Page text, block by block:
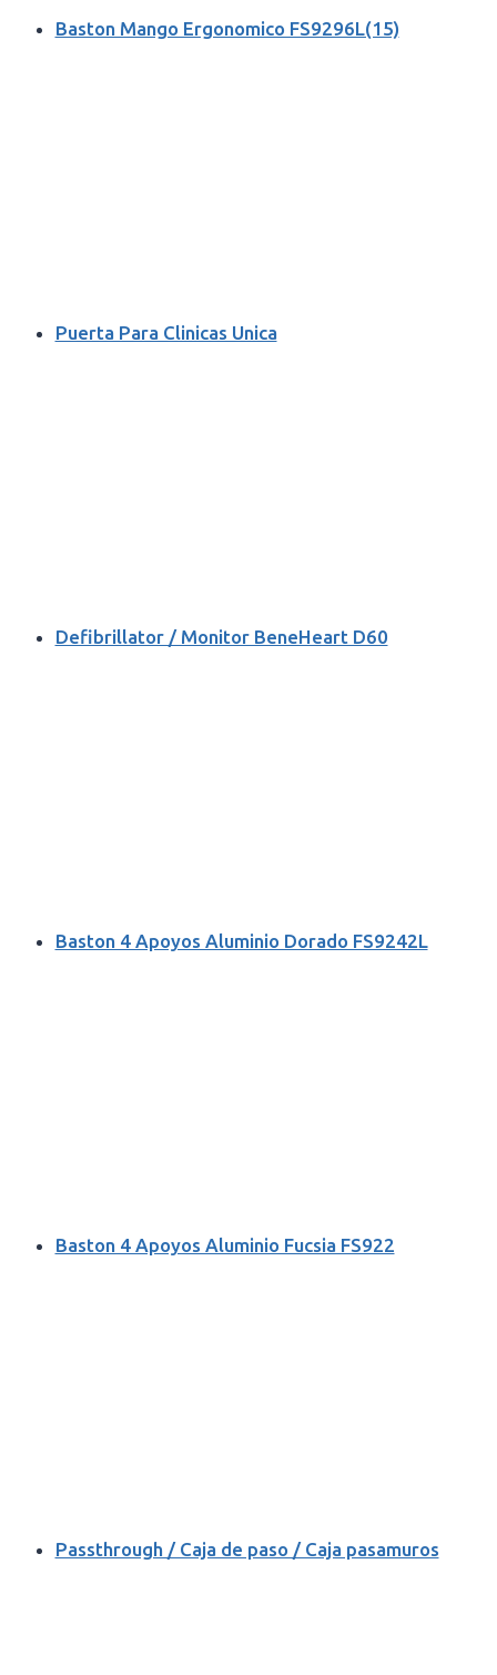
Baston Mango Ergonomico FS9296L(15)
Puerta Para Clinicas Unica
Defibrillator / Monitor BeneHeart D60
Baston 4 Apoyos Aluminio Dorado FS9242L
Baston 4 Apoyos Aluminio Fucsia FS922
Passthrough / Caja de paso / Caja pasamuros